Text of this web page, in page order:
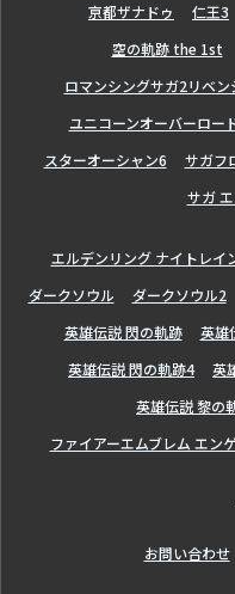
亰都ザナドゥ 仁王3
空の軌跡 the 1st
ロマンシングサガ2リベ
ユニコーンオーバーロー
スターオーシャン6
サガフ
サガ
エルデンリング ナイトレイ
ダークソウル
ダークソウル2
英雄伝説 閃の軌跡
英雄
英雄伝説 閃の軌跡4
英
英雄伝説 黎の
ファイアーエムブレム エン
お問い合わせ